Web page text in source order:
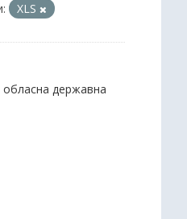
XLS
обласна державна